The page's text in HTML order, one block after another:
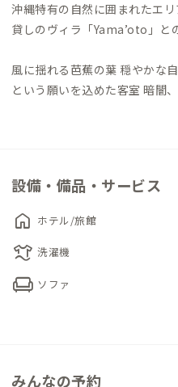
沖縄特有の自然に囲まれたエ
貸しのヴィラ「Yama’oto」と
風に揺れる芭蕉の葉 穏やかな
という願いを込めた客室 暗闇
ションを特徴とした隠れ家ヴィ
占有面積250㎡のガーデンエリ
と、木々の囲まれ鳥や風の吹
大切な人との特別な滞在に、ぜ
▼寝室について
設備・備品・サービス
home ホテル/旅館
laundry 洗濯機
chair ソファ
みんなの予約